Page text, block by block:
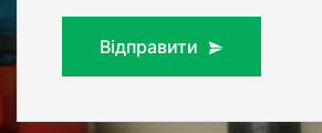
Відправити